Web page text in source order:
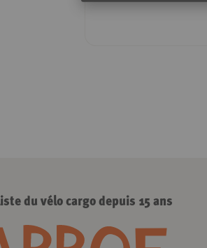
du vélo cargo depuis 15 ans